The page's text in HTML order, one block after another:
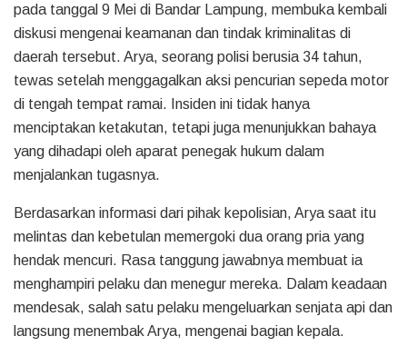
pada tanggal 9 Mei di Bandar Lampung, membuka kembali
diskusi mengenai keamanan dan tindak kriminalitas di
daerah tersebut. Arya, seorang polisi berusia 34 tahun,
tewas setelah menggagalkan aksi pencurian sepeda motor
di tengah tempat ramai. Insiden ini tidak hanya
menciptakan ketakutan, tetapi juga menunjukkan bahaya
yang dihadapi oleh aparat penegak hukum dalam
menjalankan tugasnya.
Berdasarkan informasi dari pihak kepolisian, Arya saat itu
melintas dan kebetulan memergoki dua orang pria yang
hendak mencuri. Rasa tanggung jawabnya membuat ia
menghampiri pelaku dan menegur mereka. Dalam keadaan
mendesak, salah satu pelaku mengeluarkan senjata api dan
langsung menembak Arya, mengenai bagian kepala.